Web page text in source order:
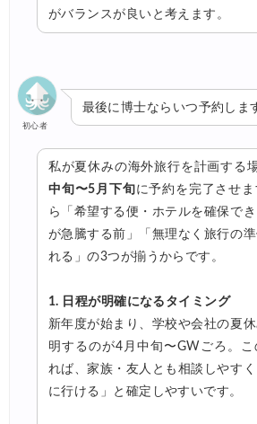
がバランスが良いと考えます。
初心者
最後に博士ならいつ予約しま
私が夏休みの海外旅行を計画する
中旬〜5月下旬に予約を完了させ
ら「希望する便・ホテルを確保で
が急騰する前」「無理なく旅行の
れる」の3つが揃うからです。
1. 日程が明確になるタイミング
新年度が始まり、学校や会社の夏
明するのが4月中旬〜GWごろ。こ
れば、家族・友人とも相談しやす
に行ける」と確定しやすいです。